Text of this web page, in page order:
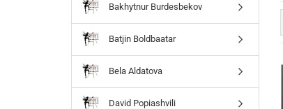
Bakhytnur Burdesbekov
Batjin Boldbaatar
Bela Aldatova
David Popiashvili